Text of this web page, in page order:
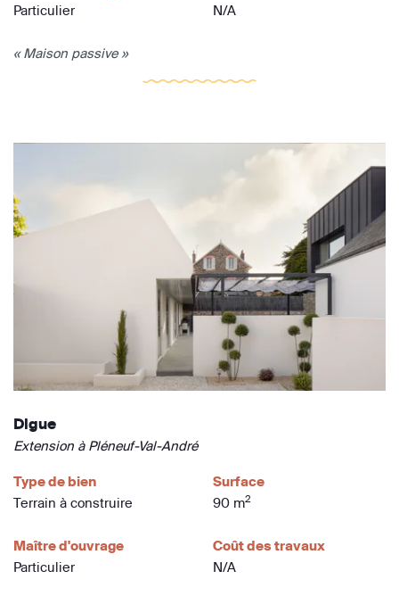
Particulier
N/A
« Maison passive »
Digue
Extension à Pléneuf-Val-André
Type de bien
Terrain à construire
Surface
90 m2
Maître d'ouvrage
Particulier
Coût des travaux
N/A